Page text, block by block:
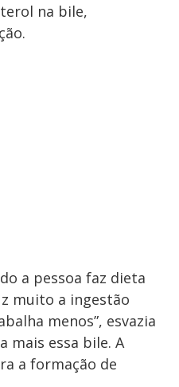
na bile,
a pessoa faz dieta
muito a ingestão
menos”, esvazia
mais essa bile. A
a formação de